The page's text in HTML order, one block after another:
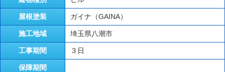
屋根塗装 ガイナ（GAINA）
施工地域 埼玉県八潮市
工事期間 ３日
保障期間